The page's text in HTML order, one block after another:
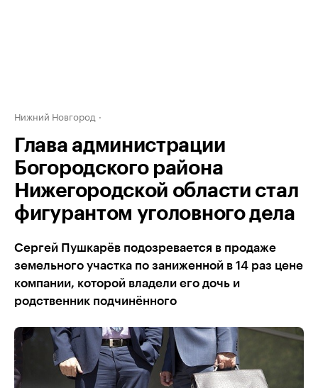
Нижний Новгород
Глава администрации
Богородского района
Нижегородской области стал
фигурантом уголовного дела
Сергей Пушкарёв подозревается в продаже
земельного участка по заниженной в 14 раз цене
компании, которой владели его дочь и
родственник подчинённого